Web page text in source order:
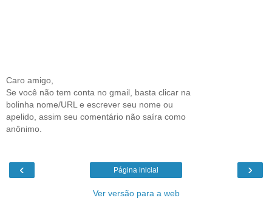
Caro amigo,
Se você não tem conta no gmail, basta clicar na
bolinha nome/URL e escrever seu nome ou
apelido, assim seu comentário não saíra como
anônimo.
‹ ›
Página inicial
Ver versão para a web